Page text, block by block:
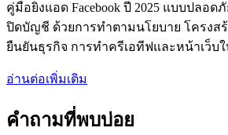
คู่มือยิงแอด Facebook ปี 2025 แบบปลอด
ปิดบัญชี ด้วยการทำตามนโยบาย โครงส
ยืนยันธุรกิจ การทำครีเอทีฟและหน้าเว็บ
อ่านต่อเพิ่มเติม
คำถามที่พบบ่อย